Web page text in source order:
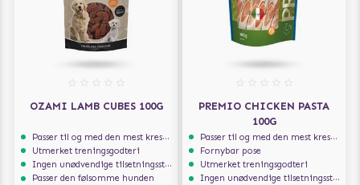
OZAMI LAMB CUBES 100G
Passer til og med den mest kresne hunden
Utmerket treningsgodteri
Ingen unødvendige tilsetningsstoffer
Passer den følsomme hunden
PREMIO CHICKEN PASTA
100G
Passer til og med den mest kresne hunden
Fornybar pose
Utmerket treningsgodteri
Ingen unødvendige tilsetningsstoffer